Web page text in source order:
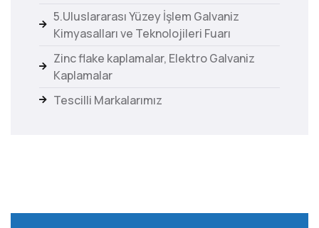
5.Uluslararası Yüzey İşlem Galvaniz
Kimyasalları ve Teknolojileri Fuarı
Zinc flake kaplamalar, Elektro Galvaniz
Kaplamalar
Tescilli Markalarımız